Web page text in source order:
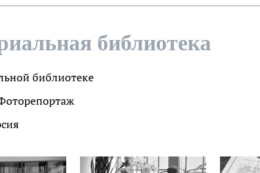
библиотека
библиотеке